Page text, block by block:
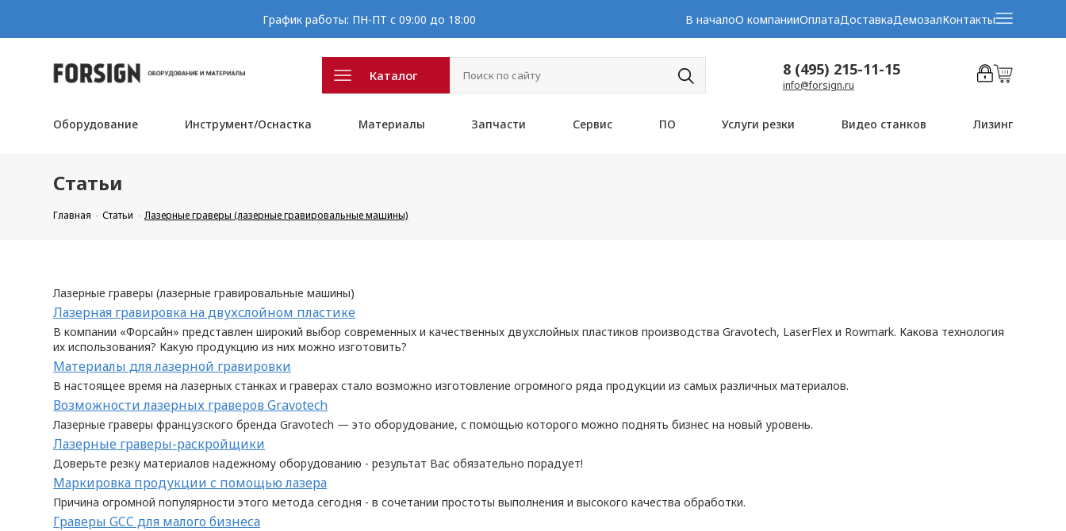
График работы: ПН-ПТ с 09:00 до 18:00 В началоО компанииОплатаДоставкаДемозалКонтакты
Каталог 8 (495) 215-11-15
info@forsign.ru
Оборудование Инструмент/Оснастка Материалы Запчасти Сервис ПО Услуги резки Видео станков Лизинг
Статьи
Главная Статьи Лазерные граверы (лазерные гравировальные машины)
Лазерные граверы (лазерные гравировальные машины)
Лазерная гравировка на двухслойном пластике
В компании «Форсайн» представлен широкий выбор современных и качественных двухслойных пластиков производства Gravotech, LaserFlex и Rowmark. Какова технология
их использования? Какую продукцию из них можно изготовить?
Материалы для лазерной гравировки
В настоящее время на лазерных станках и граверах стало возможно изготовление огромного ряда продукции из самых различных материалов.
Возможности лазерных граверов Gravotech
Лазерные граверы французского бренда Gravotech — это оборудование, с помощью которого можно поднять бизнес на новый уровень.
Лазерные граверы-раскройщики
Доверьте резку материалов надежному оборудованию - результат Вас обязательно порадует!
Маркировка продукции с помощью лазера
Причина огромной популярности этого метода сегодня - в сочетании простоты выполнения и высокого качества обработки.
Граверы GCC для малого бизнеса